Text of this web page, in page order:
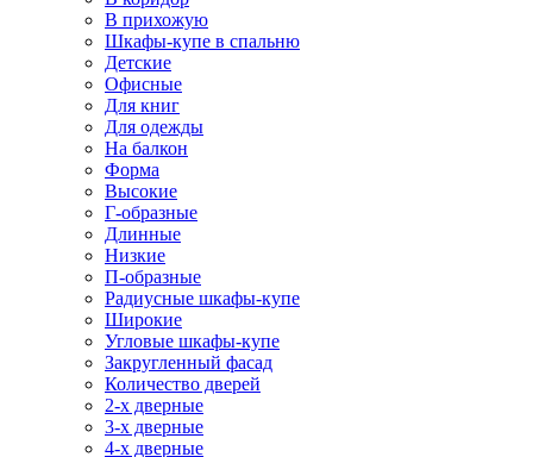
В прихожую
Шкафы-купе в спальню
Детские
Офисные
Для книг
Для одежды
На балкон
Форма
Высокие
Г-образные
Длинные
Низкие
П-образные
Радиусные шкафы-купе
Широкие
Угловые шкафы-купе
Закругленный фасад
Количество дверей
2-х дверные
3-х дверные
4-х дверные